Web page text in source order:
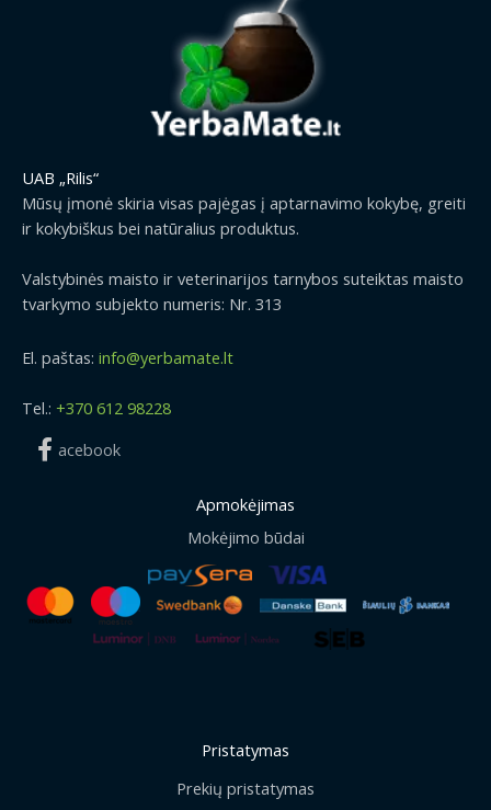
UAB „Rilis“
Mūsų įmonė skiria visas pajėgas į aptarnavimo kokybę, greiti
ir kokybiškus bei natūralius produktus.
Valstybinės maisto ir veterinarijos tarnybos suteiktas maisto
tvarkymo subjekto numeris: Nr. 313
El. paštas: info@yerbamate.lt
Tel.: +370 612 98228
acebook
Apmokėjimas
Mokėjimo būdai
Pristatymas
Prekių pristatymas